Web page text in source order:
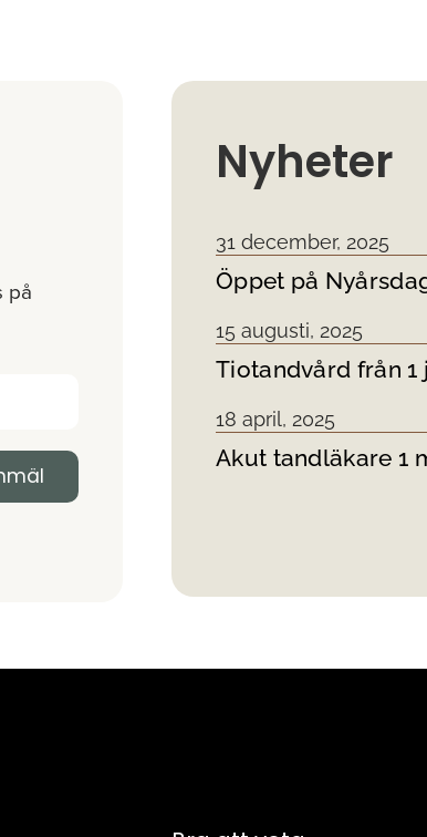
på
Nyheter
31 december, 2025
Öppet på
15 augusti, 2025
Tiotandvård från 1
18 april, 2025
Akut tandläkare 1